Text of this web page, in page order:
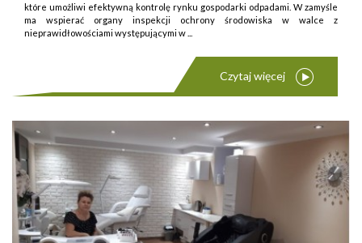
które umożliwi efektywną kontrolę rynku gospodarki odpadami. W zamyśle
ma wspierać organy inspekcji ochrony środowiska w walce z
nieprawidłowościami występującymi w ...
Czytaj więcej